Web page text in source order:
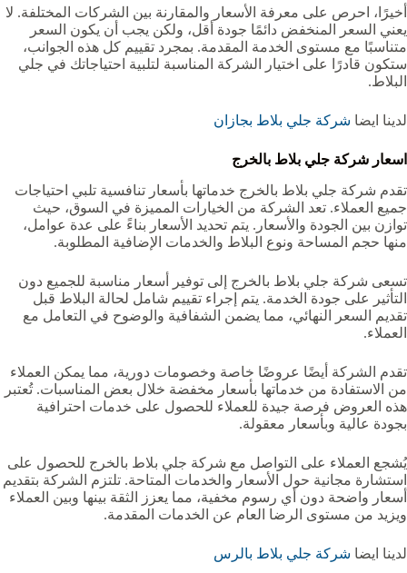
أخيرًا، احرص على معرفة الأسعار والمقارنة بين الشركات المختلفة. لا
يعني السعر المنخفض دائمًا جودة أقل، ولكن يجب أن يكون السعر
متناسبًا مع مستوى الخدمة المقدمة. بمجرد تقييم كل هذه الجوانب،
ستكون قادرًا على اختيار الشركة المناسبة لتلبية احتياجاتك في جلي
البلاط.
لدينا ايضا شركة جلي بلاط بجازان
اسعار شركة جلي بلاط بالخرج
تقدم شركة جلي بلاط بالخرج خدماتها بأسعار تنافسية تلبي احتياجات
جميع العملاء. تعد الشركة من الخيارات المميزة في السوق، حيث
توازن بين الجودة والأسعار. يتم تحديد الأسعار بناءً على عدة عوامل،
منها حجم المساحة ونوع البلاط والخدمات الإضافية المطلوبة.
تسعى شركة جلي بلاط بالخرج إلى توفير أسعار مناسبة للجميع دون
التأثير على جودة الخدمة. يتم إجراء تقييم شامل لحالة البلاط قبل
تقديم السعر النهائي، مما يضمن الشفافية والوضوح في التعامل مع
العملاء.
تقدم الشركة أيضًا عروضًا خاصة وخصومات دورية، مما يمكن العملاء
من الاستفادة من خدماتها بأسعار مخفضة خلال بعض المناسبات. تُعتبر
هذه العروض فرصة جيدة للعملاء للحصول على خدمات احترافية
بجودة عالية وبأسعار معقولة.
يُشجع العملاء على التواصل مع شركة جلي بلاط بالخرج للحصول على
استشارة مجانية حول الأسعار والخدمات المتاحة. تلتزم الشركة بتقديم
أسعار واضحة دون أي رسوم مخفية، مما يعزز الثقة بينها وبين العملاء
ويزيد من مستوى الرضا العام عن الخدمات المقدمة.
لدينا ايضا شركة جلي بلاط بالرس